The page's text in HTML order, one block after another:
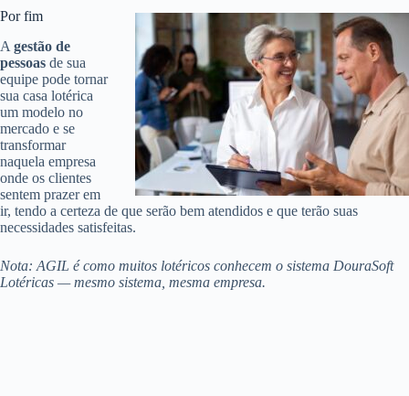
Por fim
A gestão de
pessoas de sua
equipe pode tornar
sua casa lotérica
um modelo no
mercado e se
transformar
naquela empresa
onde os clientes
sentem prazer em
ir, tendo a certeza de que serão bem atendidos e que terão suas
necessidades satisfeitas.
Nota: AGIL é como muitos lotéricos conhecem o sistema DouraSoft
Lotéricas — mesmo sistema, mesma empresa.